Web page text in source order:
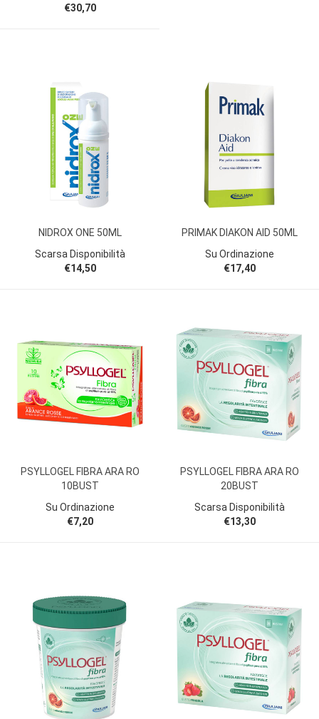
€30,70
NIDROX ONE 50ML
Scarsa Disponibilità
€14,50
PRIMAK DIAKON AID 50ML
Su Ordinazione
€17,40
PSYLLOGEL FIBRA ARA RO
10BUST
Su Ordinazione
€7,20
PSYLLOGEL FIBRA ARA RO
20BUST
Scarsa Disponibilità
€13,30